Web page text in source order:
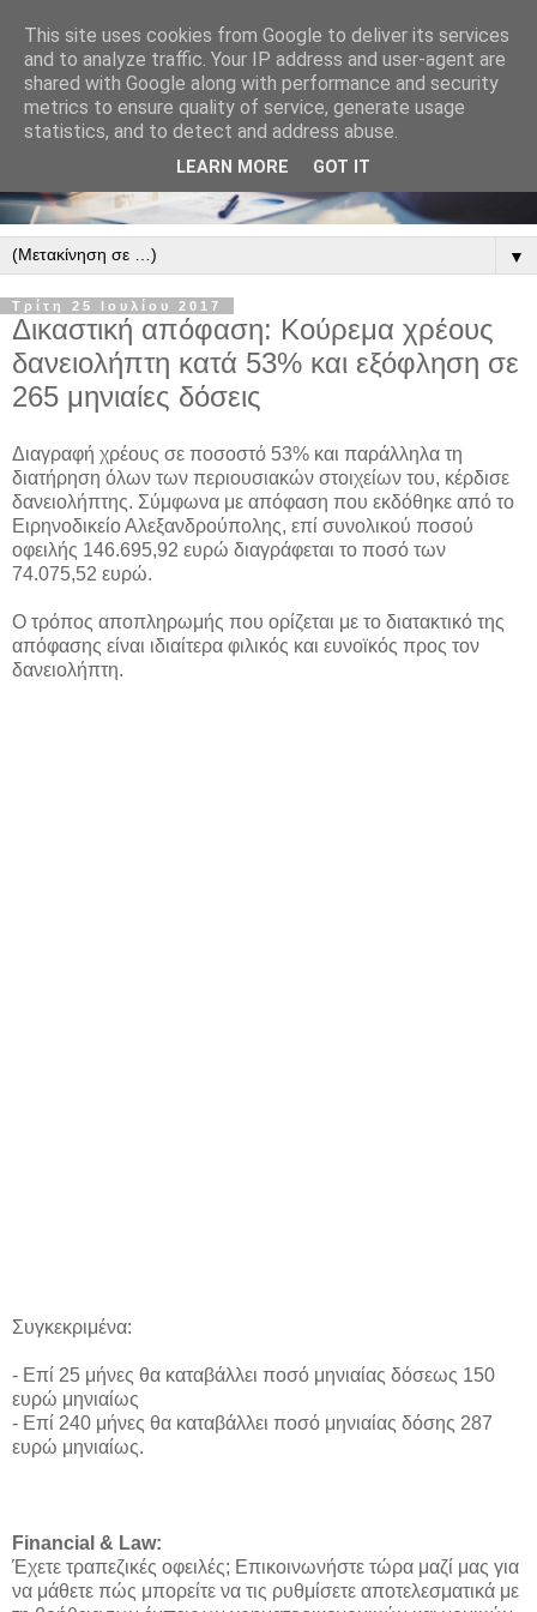
▼
Τρίτη 25 Ιουλίου 2017
Δικαστική απόφαση: Κούρεμα χρέους
δανειολήπτη κατά 53% και εξόφληση σε
265 μηνιαίες δόσεις
Διαγραφή χρέους σε ποσοστό 53% και παράλληλα τη
διατήρηση όλων των περιουσιακών στοιχείων του, κέρδισε
δανειολήπτης. Σύμφωνα με απόφαση που εκδόθηκε από το
Ειρηνοδικείο Αλεξανδρούπολης, επί συνολικού ποσού
οφειλής 146.695,92 ευρώ διαγράφεται το ποσό των
74.075,52 ευρώ.
Ο τρόπος αποπληρωμής που ορίζεται με το διατακτικό της
απόφασης είναι ιδιαίτερα φιλικός και ευνοϊκός προς τον
δανειολήπτη.
Συγκεκριμένα:
- Επί 25 μήνες θα καταβάλλει ποσό μηνιαίας δόσεως 150
ευρώ μηνιαίως
- Επί 240 μήνες θα καταβάλλει ποσό μηνιαίας δόσης 287
ευρώ μηνιαίως.
Financial & Law:
Έχετε τραπεζικές οφειλές; Επικοινωνήστε τώρα μαζί μας για
να μάθετε πώς μπορείτε να τις ρυθμίσετε αποτελεσματικά με
This site uses cookies from Google to deliver its services
and to analyze traffic. Your IP address and user-agent are
shared with Google along with performance and security
metrics to ensure quality of service, generate usage
statistics, and to detect and address abuse.
LEARN MORE GOT IT